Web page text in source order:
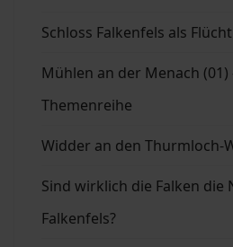
Schloss Falkenfels als
Mühlen an der Menach
Themenreihe
Widder an den Thurmloch-
Sind wirklich die Falken die
Falkenfels?